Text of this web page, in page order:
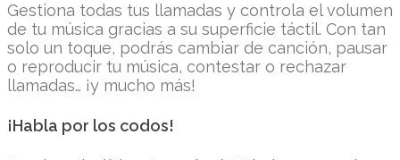
Gestiona todas tus llamadas y controla el volumen
de tu música gracias a su superficie táctil. Con tan
solo un toque, podrás cambiar de canción, pausar
o reproducir tu música, contestar o rechazar
llamadas… ¡y mucho más!
¡Habla por los codos!